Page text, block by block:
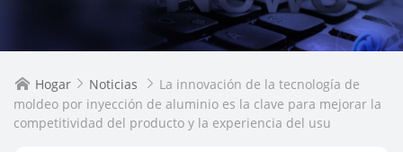
 Hogar  Noticias  La innovación de la tecnología de
moldeo por inyección de aluminio es la clave para mejorar la
competitividad del producto y la experiencia del usu